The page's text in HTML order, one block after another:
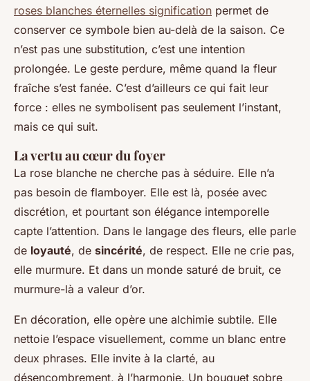
roses blanches éternelles signification permet de
conserver ce symbole bien au-delà de la saison. Ce
n’est pas une substitution, c’est une intention
prolongée. Le geste perdure, même quand la fleur
fraîche s’est fanée. C’est d’ailleurs ce qui fait leur
force : elles ne symbolisent pas seulement l’instant,
mais ce qui suit.
La vertu au cœur du foyer
La rose blanche ne cherche pas à séduire. Elle n’a
pas besoin de flamboyer. Elle est là, posée avec
discrétion, et pourtant son élégance intemporelle
capte l’attention. Dans le langage des fleurs, elle parle
de loyauté, de sincérité, de respect. Elle ne crie pas,
elle murmure. Et dans un monde saturé de bruit, ce
murmure-là a valeur d’or.
En décoration, elle opère une alchimie subtile. Elle
nettoie l’espace visuellement, comme un blanc entre
deux phrases. Elle invite à la clarté, au
désencombrement, à l’harmonie. Un bouquet sobre